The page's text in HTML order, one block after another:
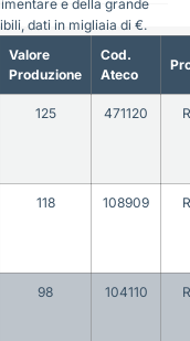
Valore
Produzione
Cod.
Ateco
125 471120
118 108909
98 104110
e della grande
dati in migliaia di €.